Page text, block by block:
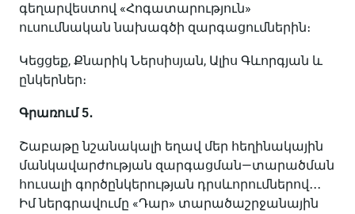
գեղարվեստով «Հոգատարություն»
ուսումնական նախագծի զարգացումներին։
Կեցցեք, Քնարիկ Ներսիսյան, Ալիս Գևորգյան և
ընկերներ։
Գրառում5․
Շաբաթը նշանակալի եղավ մեր հեղինակային
մանկավարժության զարգացման—տարածման
հուսալի գործընկերության դրսևորումներով․․․
Իմ ներգրավումը «Դար» տարածաշրջանային